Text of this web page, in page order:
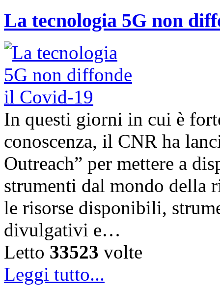
La tecnologia 5G non
In questi giorni in cui è
conoscenza, il CNR ha
Outreach” per mettere a
strumenti dal mondo della
le risorse disponibili,
divulgativi e…
Letto 33523 volte
Leggi tutto...